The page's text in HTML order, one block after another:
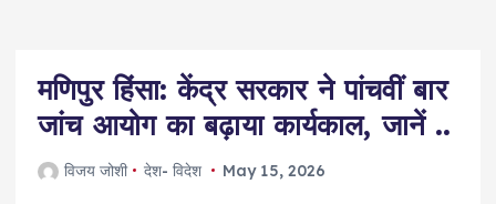
मणिपुर हिंसा: केंद्र सरकार ने पांचवीं बार
जांच आयोग का बढ़ाया कार्यकाल, जानें ..
विजय जोशी देश- विदेश May 15, 2026